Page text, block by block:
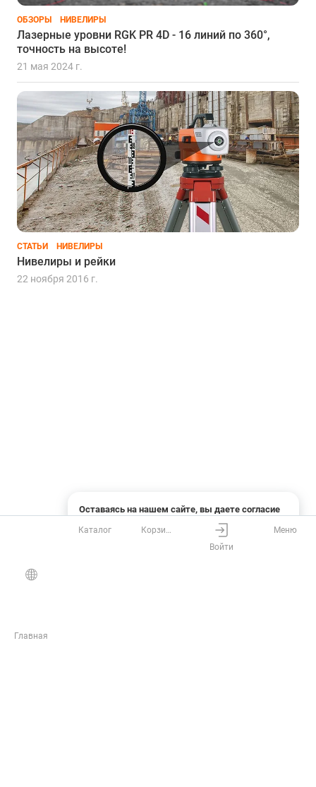
ОБЗОРЫ НИВЕЛИРЫ
Лазерные уровни RGK PR 4D - 16 линий по 360°,
точность на высоте!
21 мая 2024 г.
СТАТЬИ НИВЕЛИРЫ
Нивелиры и рейки
22 ноября 2016 г.
Оставаясь на нашем сайте, вы даете согласие
на использование файлов cookies и сбор данных
системами веб-аналитики
Главная
Каталог
Корзина
Войти
Меню